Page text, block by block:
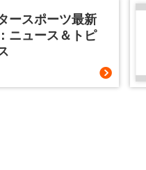
ースポーツ最新
ニュース＆トピ